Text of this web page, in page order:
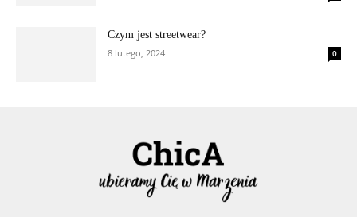
Czym jest streetwear?
8 lutego, 2024
0